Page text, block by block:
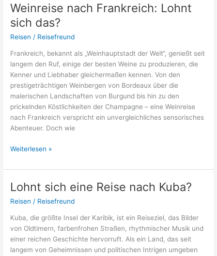
Urlaub
mit
Hund
Südtirol
Weinreise nach Frankreich: Lohnt
sich das?
Reisen / Reisefreund
Frankreich, bekannt als „Weinhauptstadt der Welt“, genießt seit
langem den Ruf, einige der besten Weine zu produzieren, die
Kenner und Liebhaber gleichermaßen kennen. Von den
prestigeträchtigen Weinbergen von Bordeaux über die
malerischen Landschaften von Burgund bis hin zu den
prickelnden Köstlichkeiten der Champagne – eine Weinreise
nach Frankreich verspricht ein unvergleichliches sensorisches
Abenteuer. Doch wie
Weinreise
Frankreich:
sich
das?
Weiterlesen »
Lohnt sich eine Reise nach Kuba?
Reisen / Reisefreund
Kuba, die größte Insel der Karibik, ist ein Reiseziel, das Bilder
von Oldtimern, farbenfrohen Straßen, rhythmischer Musik und
einer reichen Geschichte hervorruft. Als ein Land, das seit
langem von Geheimnissen und politischen Intrigen umgeben